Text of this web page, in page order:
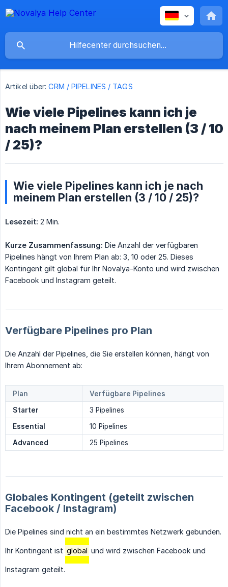
Artikel über: CRM / PIPELINES / TAGS
Wie viele Pipelines kann ich je
nach meinem Plan erstellen (3 / 10
/ 25)?
Wie viele Pipelines kann ich je nach
meinem Plan erstellen (3 / 10 / 25)?
Lesezeit: 2 Min.
Kurze Zusammenfassung: Die Anzahl der verfügbaren
Pipelines hängt von Ihrem Plan ab: 3, 10 oder 25. Dieses
Kontingent gilt global für Ihr Novalya-Konto und wird zwischen
Facebook und Instagram geteilt.
Verfügbare Pipelines pro Plan
Die Anzahl der Pipelines, die Sie erstellen können, hängt von
Ihrem Abonnement ab:
Plan
Verfügbare Pipelines
Starter
3 Pipelines
Essential
10 Pipelines
Advanced
25 Pipelines
Globales Kontingent (geteilt zwischen
Facebook / Instagram)
Die Pipelines sind nicht an ein bestimmtes Netzwerk gebunden.
Ihr Kontingent ist global und wird zwischen Facebook und
Instagram geteilt.